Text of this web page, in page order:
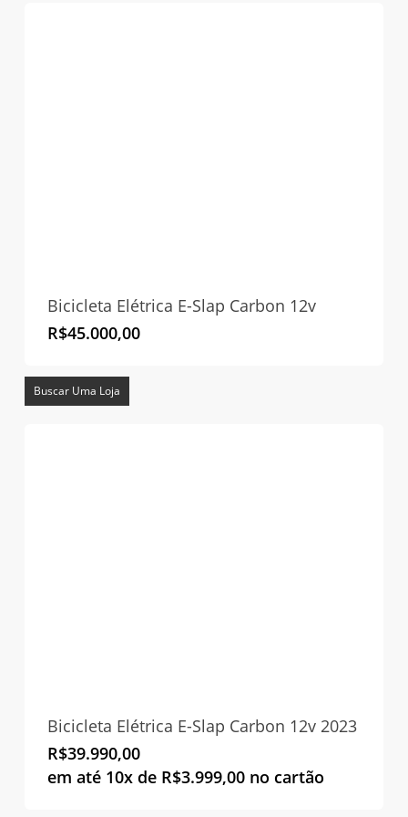
Bicicleta Elétrica E-Slap Carbon 12v
R$45.000,00
Buscar Uma Loja
Bicicleta Elétrica E-Slap Carbon 12v 2023
R$39.990,00
em até 10x de R$3.999,00 no cartão